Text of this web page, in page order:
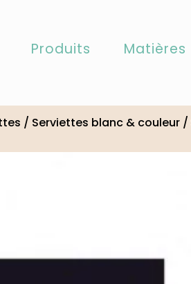
Produits Matières
/ Serviettes blanc & couleur /